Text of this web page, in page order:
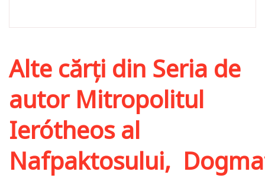
Alte cărți din Seria de
autor Mitropolitul
Ierótheos al
Nafpaktosului,